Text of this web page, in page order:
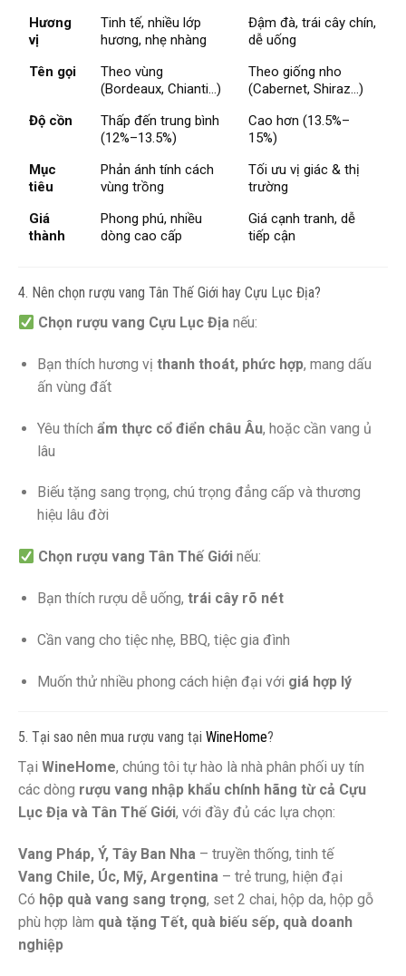
Hương
vị
Tinh tế, nhiều lớp
hương, nhẹ nhàng
Đậm đà, trái cây chín,
dễ uống
Tên gọi
Theo vùng
(Bordeaux, Chianti…)
Theo giống nho
(Cabernet, Shiraz…)
Độ cồn
Thấp đến trung bình
(12%–13.5%)
Cao hơn (13.5%–
15%)
Mục
tiêu
Phản ánh tính cách
vùng trồng
Tối ưu vị giác & thị
trường
Giá
thành
Phong phú, nhiều
dòng cao cấp
Giá cạnh tranh, dễ
tiếp cận
4. Nên chọn rượu vang Tân Thế Giới hay Cựu Lục Địa?
Chọn rượu vang Cựu Lục Địa nếu:
Bạn thích hương vị thanh thoát, phức hợp, mang dấu
ấn vùng đất
Yêu thích ẩm thực cổ điển châu Âu, hoặc cần vang ủ
lâu
Biếu tặng sang trọng, chú trọng đẳng cấp và thương
hiệu lâu đời
Chọn rượu vang Tân Thế Giới nếu:
Bạn thích rượu dễ uống, trái cây rõ nét
Cần vang cho tiệc nhẹ, BBQ, tiệc gia đình
Muốn thử nhiều phong cách hiện đại với giá hợp lý
5. Tại sao nên mua rượu vang tại WineHome?
Tại WineHome, chúng tôi tự hào là nhà phân phối uy tín
các dòng rượu vang nhập khẩu chính hãng từ cả Cựu
Lục Địa và Tân Thế Giới, với đầy đủ các lựa chọn:
Vang Pháp, Ý, Tây Ban Nha – truyền thống, tinh tế
Vang Chile, Úc, Mỹ, Argentina – trẻ trung, hiện đại
Có hộp quà vang sang trọng, set 2 chai, hộp da, hộp gỗ
phù hợp làm quà tặng Tết, quà biếu sếp, quà doanh
nghiệp